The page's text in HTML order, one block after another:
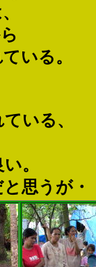
いる。
いる、
。
思うが・